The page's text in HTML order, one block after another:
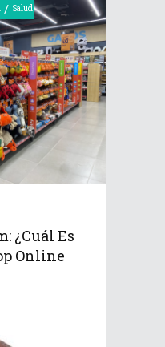
/ Salud
¿Cuál Es
Online